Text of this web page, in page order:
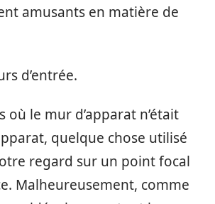
amusants en matière de
d’entrée.
le mur d’apparat n’était
quelque chose utilisé
regard sur un point focal
Malheureusement, comme